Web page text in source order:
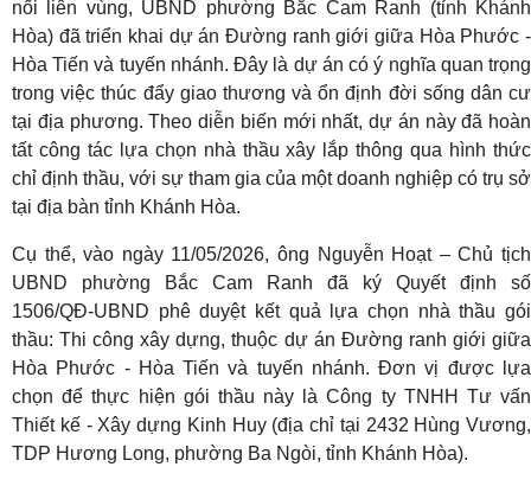
nối liên vùng, UBND phường Bắc Cam Ranh (tỉnh Khánh
Hòa) đã triển khai dự án Đường ranh giới giữa Hòa Phước -
Hòa Tiến và tuyến nhánh. Đây là dự án có ý nghĩa quan trọng
trong việc thúc đẩy giao thương và ổn định đời sống dân cư
tại địa phương. Theo diễn biến mới nhất, dự án này đã hoàn
tất công tác lựa chọn nhà thầu xây lắp thông qua hình thức
chỉ định thầu, với sự tham gia của một doanh nghiệp có trụ sở
tại địa bàn tỉnh Khánh Hòa.
Cụ thể, vào ngày 11/05/2026, ông Nguyễn Hoạt – Chủ tịch
UBND phường Bắc Cam Ranh đã ký Quyết định số
1506/QĐ-UBND phê duyệt kết quả lựa chọn nhà thầu gói
thầu: Thi công xây dựng, thuộc dự án Đường ranh giới giữa
Hòa Phước - Hòa Tiến và tuyến nhánh. Đơn vị được lựa
chọn để thực hiện gói thầu này là Công ty TNHH Tư vấn
Thiết kế - Xây dựng Kinh Huy (địa chỉ tại 2432 Hùng Vương,
TDP Hương Long, phường Ba Ngòi, tỉnh Khánh Hòa).